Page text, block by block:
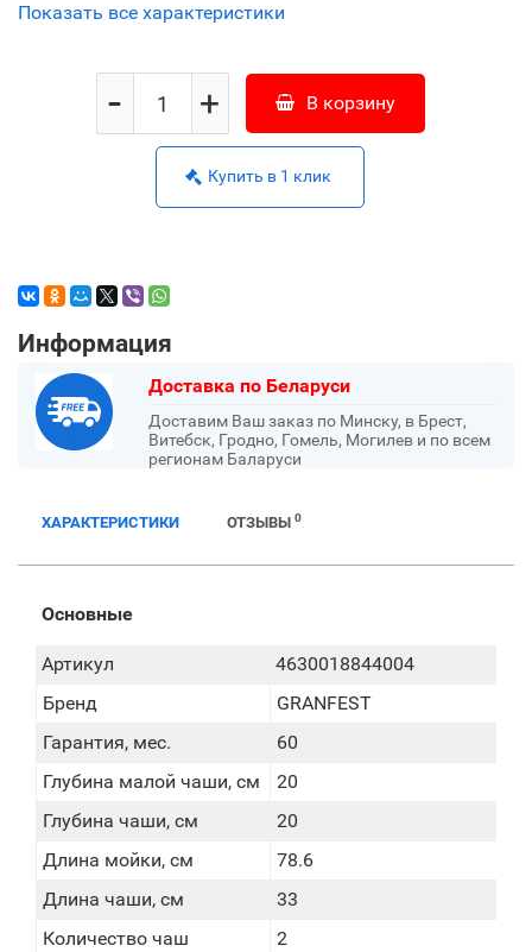
Показать все характеристики
+
- В корзину
Купить в 1 клик
Информация
Доставка по Беларуси
Доставим Ваш заказ по Минску, в Брест,
Витебск, Гродно, Гомель, Могилев и по всем
регионам Баларуси
ХАРАКТЕРИСТИКИ ОТЗЫВЫ 0
Основные
Артикул
4630018844004
Бренд
GRANFEST
Гарантия, мес.
60
Глубина малой чаши, см
20
Глубина чаши, см
20
Длина мойки, см
78.6
Длина чаши, см
33
Количество чаш
2